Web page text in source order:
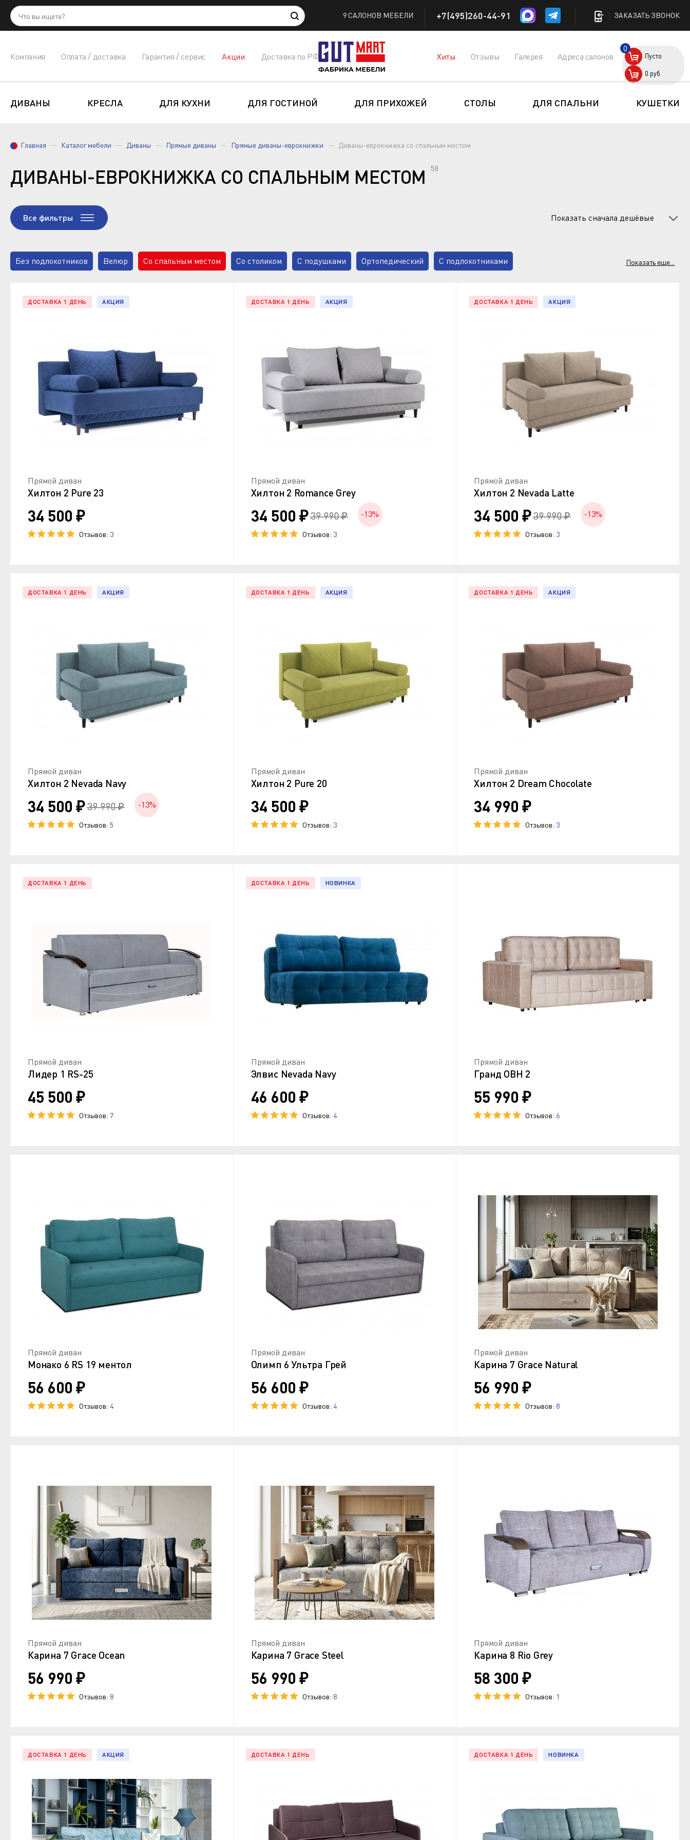
9 САЛОНОВ МЕБЕЛИ +7(495)260-44-91 ЗАКАЗАТЬ ЗВОНОК
Компания Оплата / доставка Гарантия / сервис Акции Доставка по РФ Хиты Отзывы Галерея Адреса салонов Пусто
0
0 руб.
ДИВАНЫ КРЕСЛА ДЛЯ КУХНИ ДЛЯ ГОСТИНОЙ ДЛЯ ПРИХОЖЕЙ СТОЛЫ ДЛЯ СПАЛЬНИ КУШЕТКИ
Главная Каталог мебели Диваны Прямые диваны Прямые диваны-еврокнижки Диваны-еврокнижка со спальным местом
ДИВАНЫ-ЕВРОКНИЖКА СО СПАЛЬНЫМ МЕСТОМ 58
Все фильтры Показать сначала дешёвые
Показать еще...
Без подлокотников Велюр Со спальным местом Со столиком С подушками Ортопедический С подлокотниками
пользуются все большей популярностью - такая мебель смотрится современно, эстетично и занимает меньше места в пространстве комнаты.
В каталоге представлены готовые варианты прямых моделей с узкими подлокотниками еврокнижка, но вы можете заказать и купить мебель по
индивидуальным размерам - наше собственное производство позволяет реализовать любой ваш проект.
С одним подлокотником В гостиную Мягкие Шенилл Рогожка В детскую
В стиле модерн С полкой С мягкими подлокотниками В стиле лофт Односпальные Антикоготь
Прямой диван
Хилтон 2 Pure 23
34 500 ₽
Отзывов: 3
ДОСТАВКА 1 ДЕНЬ АКЦИЯ
Прямой диван
Хилтон 2 Romance Grey
34 500 ₽ 39 990 ₽ -13%
Отзывов: 3
ДОСТАВКА 1 ДЕНЬ АКЦИЯ
Прямой диван
Хилтон 2 Nevada Latte
34 500 ₽ 39 990 ₽ -13%
Отзывов: 3
ДОСТАВКА 1 ДЕНЬ АКЦИЯ
Прямой диван
Хилтон 2 Nevada Navy
34 500 ₽ 39 990 ₽ -13%
Отзывов: 5
ДОСТАВКА 1 ДЕНЬ АКЦИЯ
Прямой диван
Хилтон 2 Pure 20
34 500 ₽
Отзывов: 3
ДОСТАВКА 1 ДЕНЬ АКЦИЯ
Прямой диван
Хилтон 2 Dream Chocolate
34 990 ₽
Отзывов: 3
ДОСТАВКА 1 ДЕНЬ АКЦИЯ
Прямой диван
Лидер 1 RS-25
45 500 ₽
Отзывов: 7
ДОСТАВКА 1 ДЕНЬ
Прямой диван
Элвис Nevada Navy
46 600 ₽
Отзывов: 4
ДОСТАВКА 1 ДЕНЬ НОВИНКА
Прямой диван
Гранд ОВН 2
55 990 ₽
Отзывов: 6
Прямой диван
Монако 6 RS 19 ментол
56 600 ₽
Отзывов: 4
Прямой диван
Олимп 6 Ультра Грей
56 600 ₽
Отзывов: 4
Прямой диван
Карина 7 Grace Natural
56 990 ₽
Отзывов: 8
Прямой диван
Карина 7 Grace Ocean
56 990 ₽
Отзывов: 8
Прямой диван
Карина 7 Grace Steel
56 990 ₽
Отзывов: 8
Прямой диван
Карина 8 Rio Grey
58 300 ₽
Отзывов: 1
ДОСТАВКА 1 ДЕНЬ АКЦИЯ ДОСТАВКА 1 ДЕНЬ ДОСТАВКА 1 ДЕНЬ НОВИНКА